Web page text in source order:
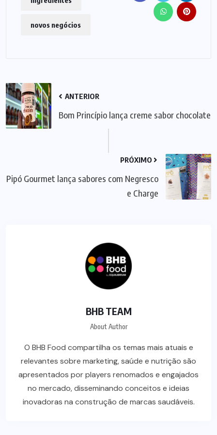
novos negócios
ANTERIOR
Bom Princípio lança creme sabor chocolate
PRÓXIMO
Pipó Gourmet lança sabores com Negresco
e Charge
BHB TEAM
About Author
O BHB Food compartilha os temas mais atuais e
relevantes sobre marketing, saúde e nutrição são
apresentados por players renomados e engajados
no mercado, disseminando conceitos e ideias
inovadoras na construção de marcas saudáveis.